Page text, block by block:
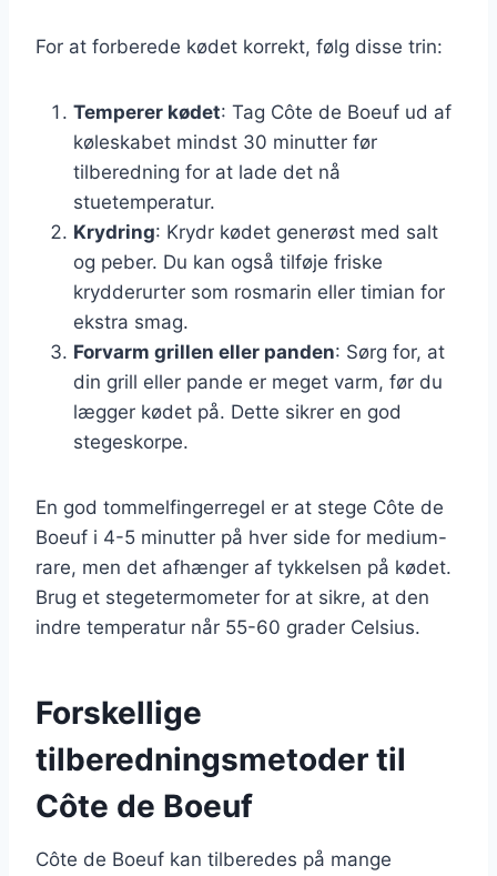
For at forberede kødet korrekt, følg disse trin:
Temperer kødet: Tag Côte de Boeuf ud af
køleskabet mindst 30 minutter før
tilberedning for at lade det nå
stuetemperatur.
Krydring: Krydr kødet generøst med salt
og peber. Du kan også tilføje friske
krydderurter som rosmarin eller timian for
ekstra smag.
Forvarm grillen eller panden: Sørg for, at
din grill eller pande er meget varm, før du
lægger kødet på. Dette sikrer en god
stegeskorpe.
En god tommelfingerregel er at stege Côte de
Boeuf i 4-5 minutter på hver side for medium-
rare, men det afhænger af tykkelsen på kødet.
Brug et stegetermometer for at sikre, at den
indre temperatur når 55-60 grader Celsius.
Forskellige
tilberedningsmetoder til
Côte de Boeuf
Côte de Boeuf kan tilberedes på mange